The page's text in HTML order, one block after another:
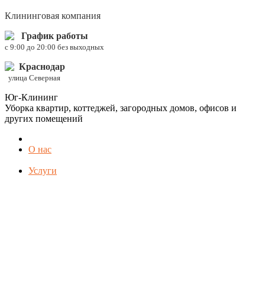
Клининговая компания
График работы
c 9:00 до 20:00 без выходных
Краснодар
улица Северная
Юг-Клининг
Уборка квартир, коттеджей, загородных домов, офисов и
других помещений
О нас
Услуги